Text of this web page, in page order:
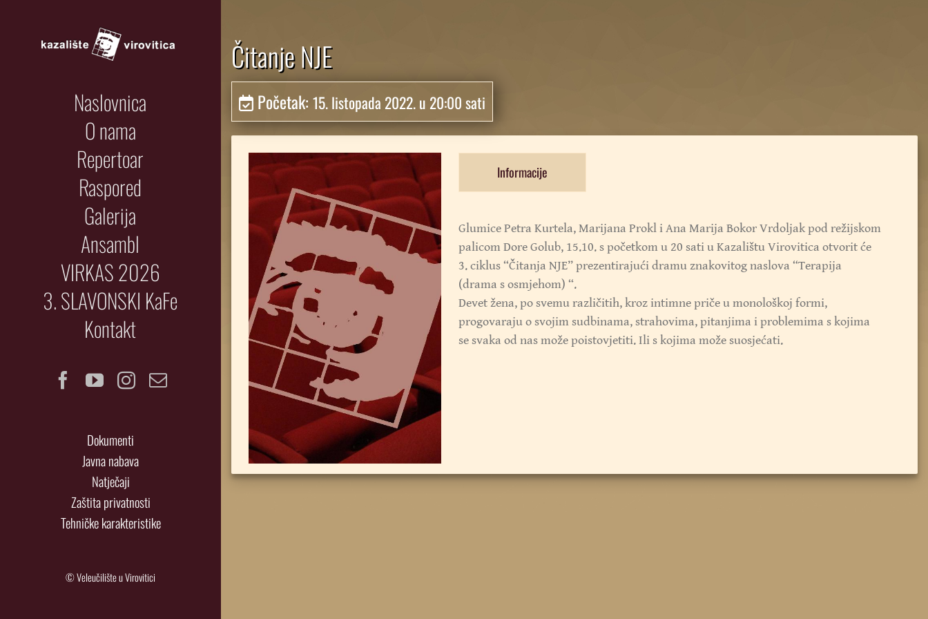
Naslovnica
O nama
Repertoar
Raspored
Galerija
Ansambl
VIRKAS 2026
3. SLAVONSKI KaFe
Kontakt
Facebook
YouTubeInstagram
Email
Dokumenti
Javna nabava
Natječaji
Zaštita privatnosti
Tehničke karakteristike
© Veleučilište u Virovitici
Čitanje NJE
Početak: 15. listopada 2022. u 20:00 sati
Informacije
Glumice Petra Kurtela, Marijana Prokl i Ana Marija Bokor Vrdoljak pod režijskom
palicom Dore Golub, 15.10. s početkom u 20 sati u Kazalištu Virovitica otvorit će
3. ciklus “Čitanja NJE” prezentirajući dramu znakovitog naslova “Terapija
(drama s osmjehom) “.
Devet žena, po svemu različitih, kroz intimne priče u monološkoj formi,
progovaraju o svojim sudbinama, strahovima, pitanjima i problemima s kojima
se svaka od nas može poistovjetiti. Ili s kojima može suosjećati.